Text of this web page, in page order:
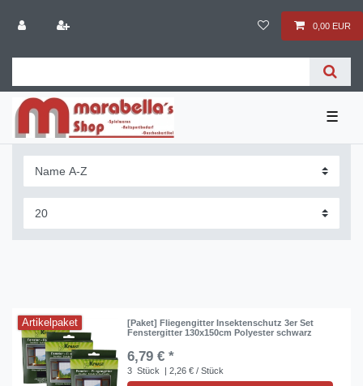
0,00 EUR
☰
Artikelpaket
[Paket] Fliegengitter Insektenschutz 3er Set
Fenstergitter 130x150cm Polyester schwarz
6,79 € *
3 Stück | 2,26 € / Stück